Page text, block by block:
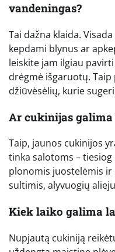
vandeningas?
Tai dažna klaida.
kepdami blynus ar
leiskite jam ilgiau
drėgmė išgaruotų.
džiūvėsėlių, kurie
Ar cukinijas
Taip, jaunos cukinijos
tinka salotoms –
plonomis juostelėmis
sultimis, alyvuogių
Kiek laiko galima
Nupjautą cukiniją